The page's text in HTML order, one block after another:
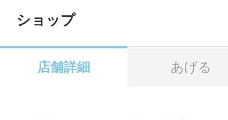
ショップ
店舗詳細 あげる